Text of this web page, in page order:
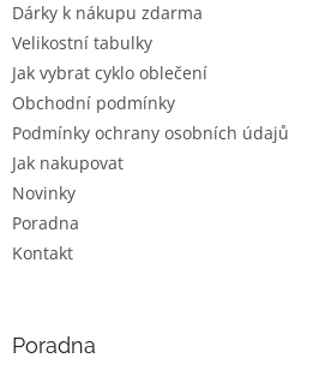
Dárky k nákupu zdarma
Velikostní tabulky
Jak vybrat cyklo oblečení
Obchodní podmínky
Podmínky ochrany osobních údajů
Jak nakupovat
Novinky
Poradna
Kontakt
Poradna